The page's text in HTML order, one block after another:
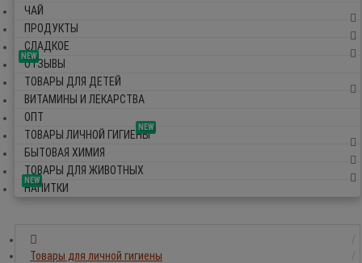
ЧАЙ
ПРОДУКТЫ
СЛАДКОЕ
NEW
ОТЗЫВЫ
ТОВАРЫ ДЛЯ ДЕТЕЙ
ВИТАМИНЫ И ЛЕКАРСТВА
ОПТ
NEW
ТОВАРЫ ЛИЧНОЙ ГИГИЕНЫ
БЫТОВАЯ ХИМИЯ
ТОВАРЫ ДЛЯ ЖИВОТНЫХ
NEW
НАПИТКИ
Товары для личной гигиены